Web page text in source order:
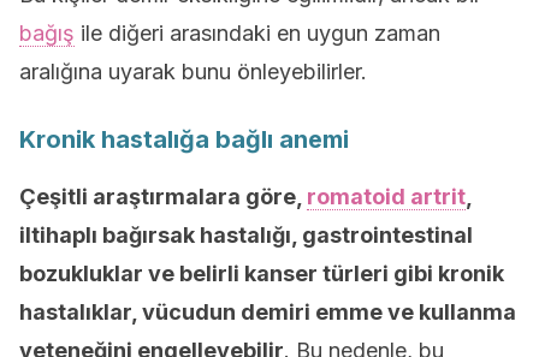
bağış ile diğeri arasındaki en uygun zaman
aralığına uyarak bunu önleyebilirler.
Kronik hastalığa bağlı anemi
Çeşitli araştırmalara göre, romatoid artrit
iltihaplı bağırsak hastalığı, gastrointestinal
bozukluklar ve belirli kanser türleri gibi kronik
hastalıklar, vücudun demiri emme ve kullanma
yeteneğini engelleyebilir. Bu nedenle, bu